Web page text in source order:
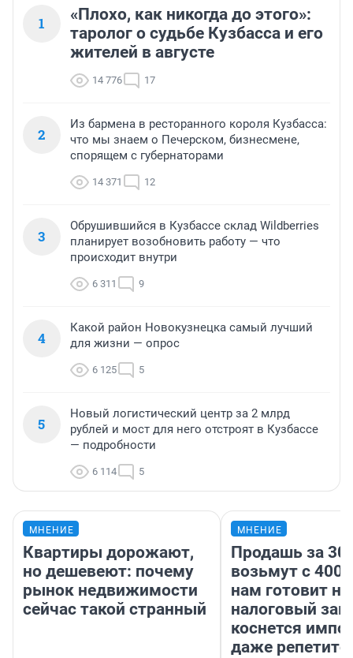
1
«Плохо, как никогда до этого»:
таролог о судьбе Кузбасса и его
жителей в августе
14 776 17
2
Из бармена в ресторанного короля Кузбасса:
что мы знаем о Печерском, бизнесмене,
спорящем с губернаторами
14 371 12
3
Обрушившийся в Кузбассе склад Wildberries
планирует возобновить работу — что
происходит внутри
6 311 9
4
Какой район Новокузнецка самый лучший
для жизни — опрос
6 125 5
5
Новый логистический центр за 2 млрд
рублей и мост для него отстроят в Кузбассе
— подробности
6 114 5
МНЕНИЕ
Квартиры дорожают,
но дешевеют: почему
рынок недвижимости
сейчас такой странный
МНЕНИЕ
Продашь за
возьмут с
нам готовит
налоговый
коснется
даже